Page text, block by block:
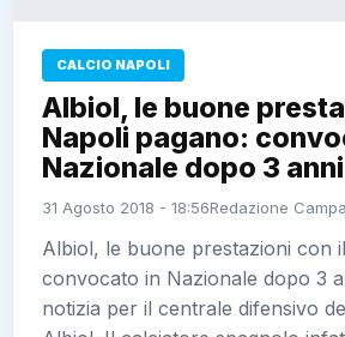
CALCIO NAPOLI
Albiol, le buone
Napoli pagano:
Nazionale dopo 3 anni
31 Agosto 2018 - 18:56Redazione
Albiol, le buone prestazioni con
convocato in Nazionale dopo 3
notizia per il centrale difensivo